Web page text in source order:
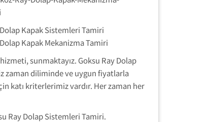
Kapak Sistemleri Tamiri
Kapak Mekanizma Tamiri
sunmaktayız. Goksu Ray Dolap
zaman diliminde ve uygun fiyatlarla
katı kriterlerimiz vardır. Her zaman her
Ray Dolap Sistemleri Tamiri.